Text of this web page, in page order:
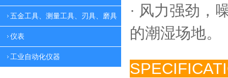
五金工具、测量工具、刃具、磨具
仪表
工业自动化仪器
· 风力强劲，
的潮湿场地。